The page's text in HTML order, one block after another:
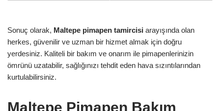
Sonuç olarak, Maltepe pimapen tamircisi arayışında olan
herkes, güvenilir ve uzman bir hizmet almak için doğru
yerdesiniz. Kaliteli bir bakım ve onarım ile pimapenlerinizin
ömrünü uzatabilir, sağlığınızı tehdit eden hava sızıntılarından
kurtulabilirsiniz.
Maltepe Pimapen Bakım